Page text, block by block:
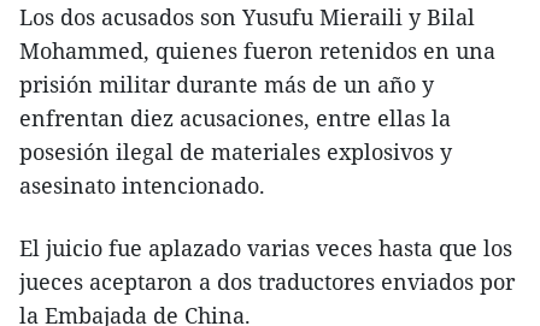
Los dos acusados son Yusufu Mieraili y Bilal
Mohammed, quienes fueron retenidos en una
prisión militar durante más de un año y
enfrentan diez acusaciones, entre ellas la
posesión ilegal de materiales explosivos y
asesinato intencionado.
El juicio fue aplazado varias veces hasta que los
jueces aceptaron a dos traductores enviados por
la Embajada de China.